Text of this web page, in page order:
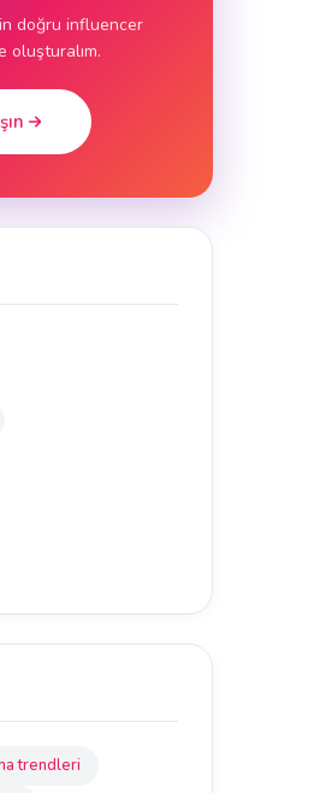
doğru influencer
oluşturalım.
trendleri